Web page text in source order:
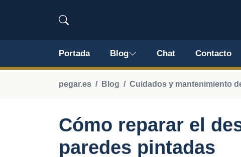
Portada Blog Chat Contacto
pegar.es Blog Cuidados y mantenimiento
Cómo reparar el
paredes pintadas